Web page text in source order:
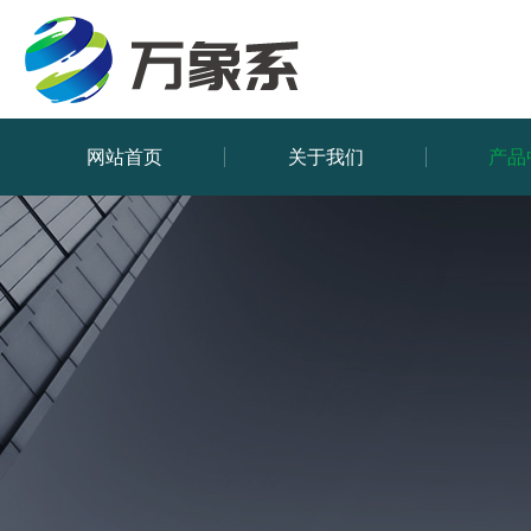
网站首页 关于我们 产品